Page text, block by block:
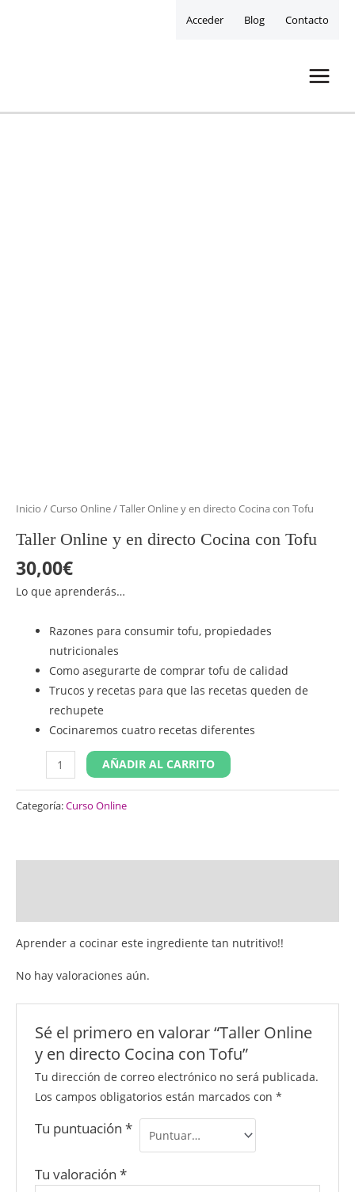
Acceder Blog Contacto
Inicio /Curso Online/ Taller Online y en directo Cocina con Tofu
Taller Online y en directo Cocina con Tofu
30,00€
Lo que aprenderás…
Razones para consumir tofu, propiedades
nutricionales
Como asegurarte de comprar tofu de calidad
Trucos y recetas para que las recetas queden de
rechupete
Cocinaremos cuatro recetas diferentes
AÑADIR AL CARRITO
Categoría:Curso Online
Aprender a cocinar este ingrediente tan nutritivo!!
No hay valoraciones aún.
Sé el primero en valorar “Taller Online
y en directo Cocina con Tofu”
Tu dirección de correo electrónico no será publicada.
Los campos obligatorios están marcados con*
Tu puntuación*
Tu valoración*